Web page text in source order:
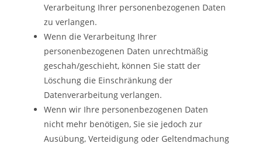
Verarbeitung Ihrer personenbezogenen Daten
zu verlangen.
Wenn die Verarbeitung Ihrer
personenbezogenen Daten unrechtmäßig
geschah/geschieht, können Sie statt der
Löschung die Einschränkung der
Datenverarbeitung verlangen.
Wenn wir Ihre personenbezogenen Daten
nicht mehr benötigen, Sie sie jedoch zur
Ausübung, Verteidigung oder Geltendmachung